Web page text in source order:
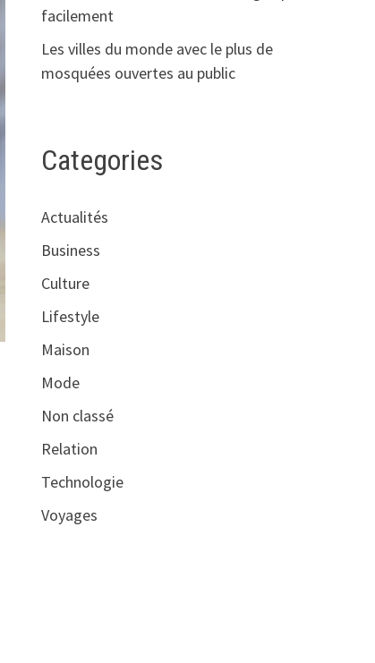
facilement
Les villes du monde avec le plus de
mosquées ouvertes au public
Categories
Actualités
Business
Culture
Lifestyle
Maison
Mode
Non classé
Relation
Technologie
Voyages